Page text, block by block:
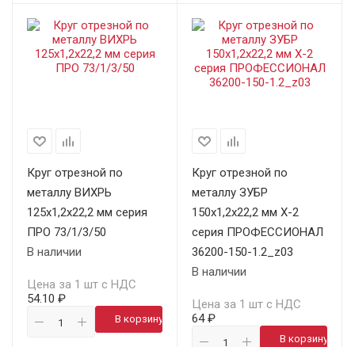
Круг отрезной по
металлу ВИХРЬ
125х1,2х22,2 мм серия
ПРО 73/1/3/50
В наличии
Цена за 1 шт с НДС
54.10 ₽
В корзину
Круг отрезной по
металлу ЗУБР
150х1,2х22,2 мм X-2
серия ПРОФЕССИОНАЛ
36200-150-1.2_z03
В наличии
Цена за 1 шт с НДС
64 ₽
В корзину